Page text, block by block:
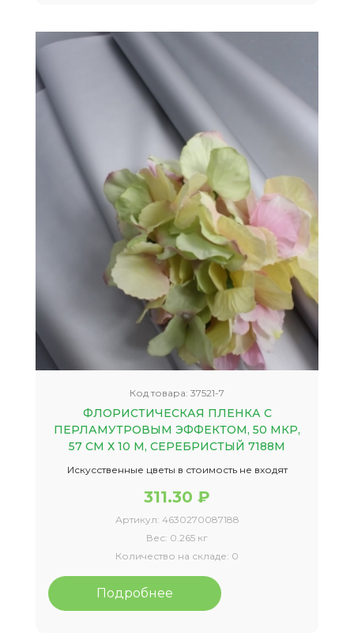
Код товара: 37521-7
ФЛОРИСТИЧЕСКАЯ ПЛЕНКА С
ПЕРЛАМУТРОВЫМ ЭФФЕКТОМ, 50 МКР,
57 СМ Х 10 М, СЕРЕБРИСТЫЙ 7188М
Искусственные цветы в стоимость не входят
311.30 ₽
Артикул: 4630270087188
Вес: 0.265 кг
Количество на складе: 0
Подробнее